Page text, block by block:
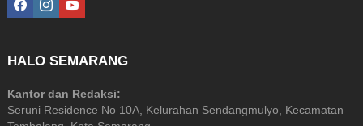
HALO SEMARANG
Kantor dan Redaksi:
Seruni Residence No 10A, Kelurahan Sendangmulyo, Kecamatan